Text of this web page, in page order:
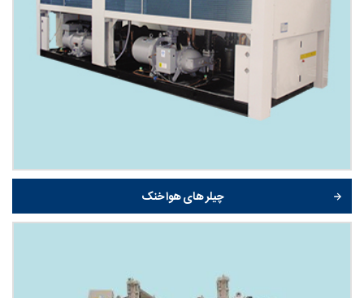
چیلر های هوا خنک